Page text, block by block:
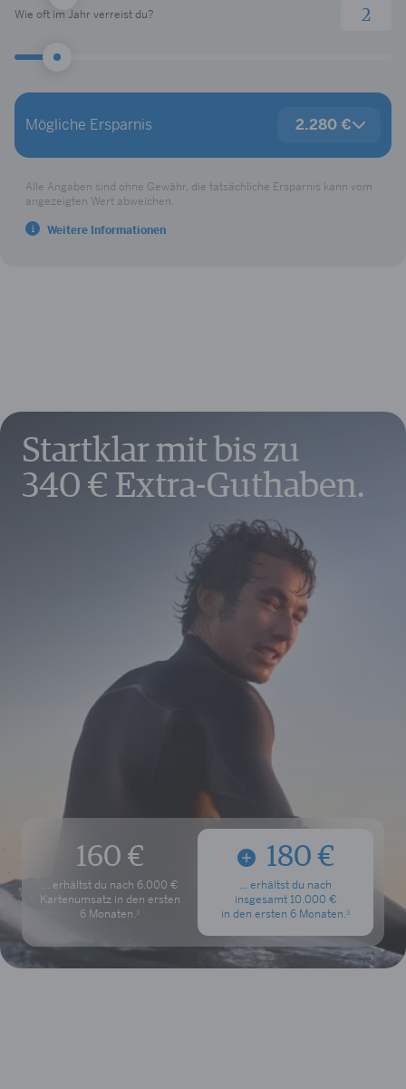
Wie oft im Jahr verreist du?
Deine Vorteile
Restaurantguthaben
150 €
Online-Reiseguthaben
Priority Pass
Weitere Vorteile im Wert von bis zu
1.630 €
Mögliche Ersparnis 2.280 €
Alle Angaben sind ohne Gewähr, die tatsächliche Ersparnis kann vom
angezeigten Wert abweichen.
Weitere Informationen
Startklar mit bis zu
340 € Extra-Guthaben.
160 €
... erhältst du nach 6.000 €
Kartenumsatz in den ersten
6 Monaten. 3
180 €
... erhältst du nach
insgesamt 10.000 €
in den ersten 6 Monaten.3